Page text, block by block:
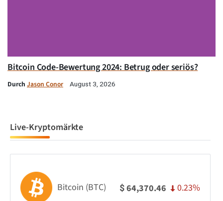
Bitcoin Code-Bewertung 2024: Betrug oder seriös?
Durch Jason Conor August 3, 2026
Live-Kryptomärkte
Bitcoin (BTC) $64,370.46 0.23%